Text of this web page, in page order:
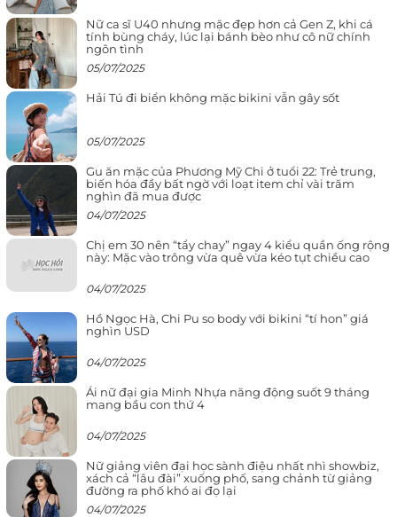
Nữ ca sĩ U40 nhưng mặc đẹp hơn cả Gen Z, khi cá
tính bùng cháy, lúc lại bánh bèo như cô nữ chính
ngôn tình
05/07/2025
Hải Tú đi biển không mặc bikini vẫn gây sốt
05/07/2025
Gu ăn mặc của Phương Mỹ Chi ở tuổi 22: Trẻ trung,
biến hóa đầy bất ngờ với loạt item chỉ vài trăm
nghìn đã mua được
04/07/2025
Chị em 30 nên “tẩy chay” ngay 4 kiểu quần ống rộng
này: Mặc vào trông vừa quê vừa kéo tụt chiều cao
04/07/2025
Hồ Ngọc Hà, Chi Pu so body với bikini “tí hon” giá
nghìn USD
04/07/2025
Ái nữ đại gia Minh Nhựa năng động suốt 9 tháng
mang bầu con thứ 4
04/07/2025
Nữ giảng viên đại học sành điệu nhất nhì showbiz,
xách cả “lâu đài” xuống phố, sang chảnh từ giảng
đường ra phố khó ai đọ lại
04/07/2025